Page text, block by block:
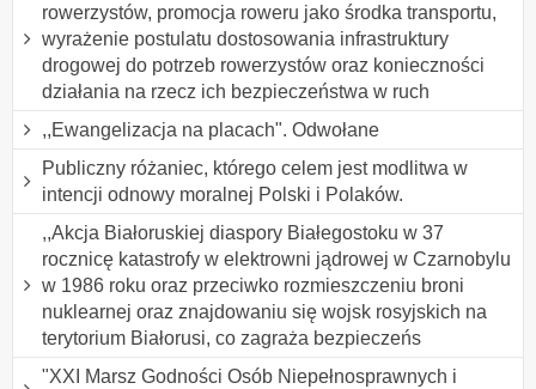
rowerzystów, promocja roweru jako środka transportu,
wyrażenie postulatu dostosowania infrastruktury
drogowej do potrzeb rowerzystów oraz konieczności
działania na rzecz ich bezpieczeństwa w ruch
,,Ewangelizacja na placach". Odwołane
Publiczny różaniec, którego celem jest modlitwa w
intencji odnowy moralnej Polski i Polaków.
,,Akcja Białoruskiej diaspory Białegostoku w 37
rocznicę katastrofy w elektrowni jądrowej w Czarnobylu
w 1986 roku oraz przeciwko rozmieszczeniu broni
nuklearnej oraz znajdowaniu się wojsk rosyjskich na
terytorium Białorusi, co zagraża bezpieczeńs
"XXI Marsz Godności Osób Niepełnosprawnych i